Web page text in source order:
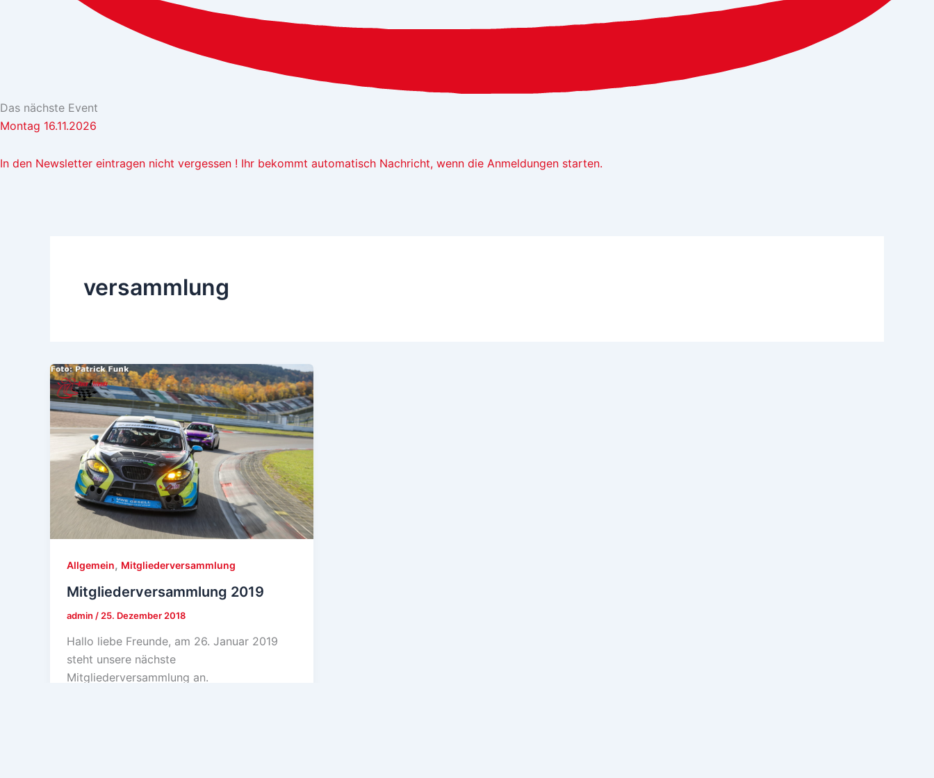
Das nächste Event
Montag 16.11.2026
In den Newsletter eintragen nicht vergessen ! Ihr bekommt automatisch Nachricht, wenn die Anmeldungen starten.
versammlung
Allgemein, Mitgliederversammlung
Mitgliederversammlung 2019
admin / 25. Dezember 2018
Hallo liebe Freunde, am 26. Januar 2019
steht unsere nächste
Mitgliederversammlung an.